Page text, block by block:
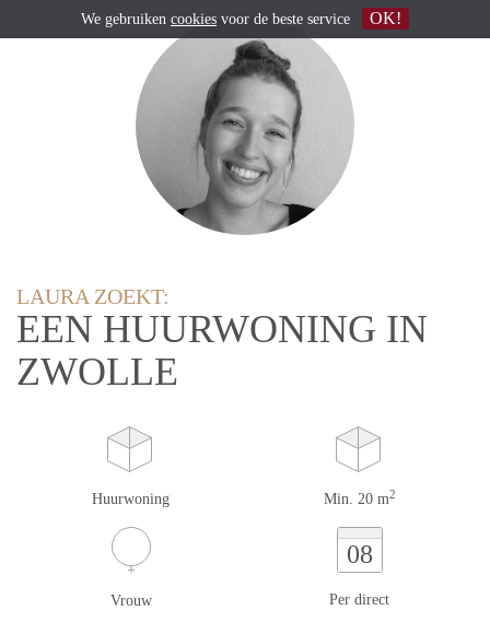
LAURA ZOEKT:
EEN HUURWONING IN
ZWOLLE
Huurwoning Min. 20 m2
Vrouw
08
Per direct
We gebruiken cookies voor de beste service OK!